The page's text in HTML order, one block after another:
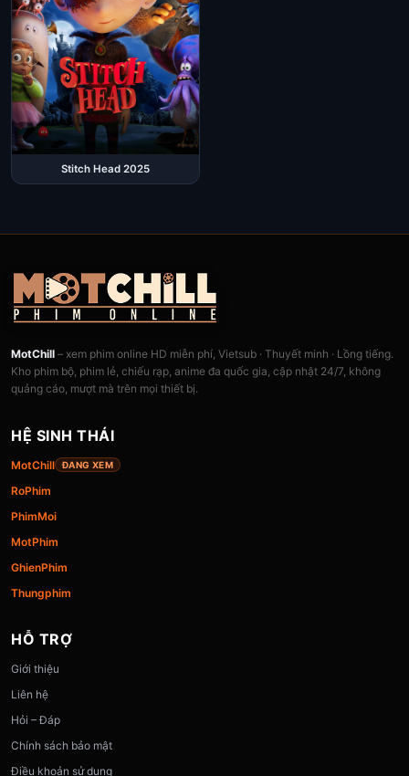
Stitch Head 2025
MotChill – xem phim online HD miễn phí, Vietsub · Thuyết minh · Lồng tiếng.
Kho phim bộ, phim lẻ, chiếu rạp, anime đa quốc gia, cập nhật 24/7, không
quảng cáo, mượt mà trên mọi thiết bị.
HỆ SINH THÁI
MotChill ĐANG XEM
RoPhim
PhimMoi
MotPhim
GhienPhim
Thungphim
HỖ TRỢ
Giới thiệu
Liên hệ
Hỏi – Đáp
Chính sách bảo mật
Điều khoản sử dụng